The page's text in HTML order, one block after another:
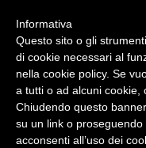
Informativa
Questo sito o gli
di cookie necessari al
nella cookie policy. Se
a tutti o ad alcuni cookie,
Chiudendo questo
su un link o proseguendo
acconsenti all’uso dei